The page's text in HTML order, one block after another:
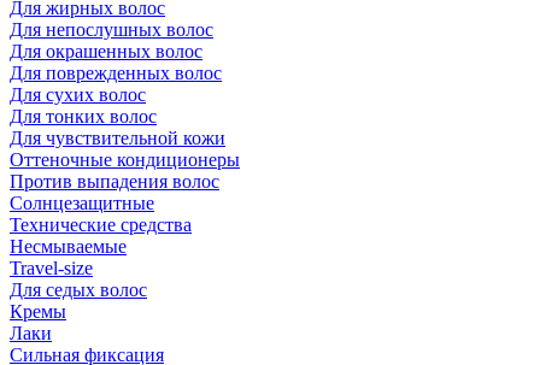
Для жирных волос
Для непослушных волос
Для окрашенных волос
Для поврежденных волос
Для сухих волос
Для тонких волос
Для чувствительной кожи
Оттеночные кондиционеры
Против выпадения волос
Солнцезащитные
Технические средства
Несмываемые
Travel-size
Для седых волос
Кремы
Лаки
Сильная фиксация